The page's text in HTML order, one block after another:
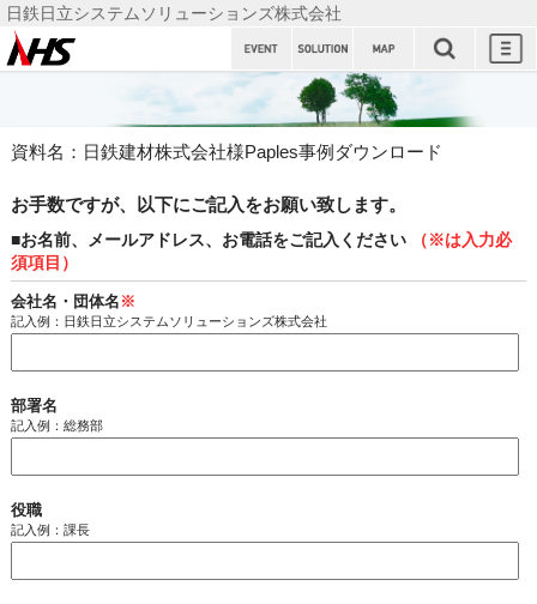
日鉄日立システムソリューションズ株式会社
ションズ
資料名：日鉄建材株式会社様Paples事例ダウンロード
お手数ですが、以下にご記入をお願い致します。
■お名前、メールアドレス、お電話をご記入ください（※は入力必
須項目）
会社名・団体名 ※
記入例：日鉄日立システムソリューションズ株式会社
部署名
記入例：総務部
役職
記入例：課長